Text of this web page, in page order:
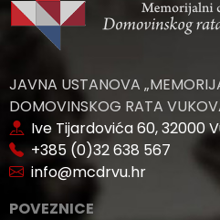
JAVNA USTANOVA
DOMOVINSKOG RATA
Ive Tijardovića 60, 32000
+385 (0)32 638 567
info@mcdrvu.hr
POVEZNICE